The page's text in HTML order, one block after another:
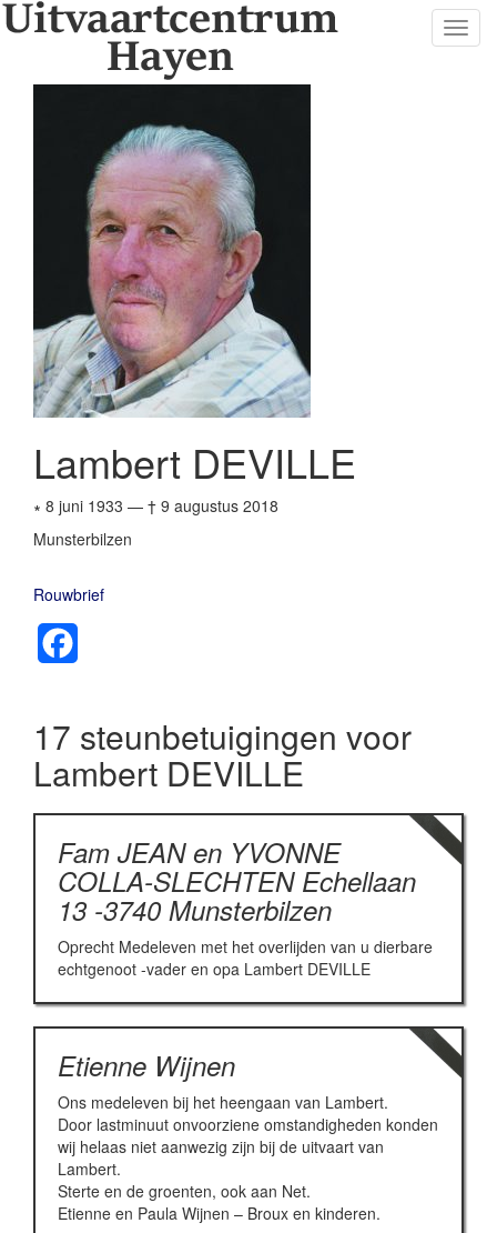
Lambert DEVILLE
∗ 8 juni 1933 — † 9 augustus 2018
Munsterbilzen
Rouwbrief
17 steunbetuigingen voor
Lambert DEVILLE
Fam JEAN en YVONNE
COLLA-SLECHTEN Echellaan
13 -3740 Munsterbilzen
Oprecht Medeleven met het overlijden van u dierbare
echtgenoot -vader en opa Lambert DEVILLE
Etienne Wijnen
Ons medeleven bij het heengaan van Lambert.
Door lastminuut onvoorziene omstandigheden konden
wij helaas niet aanwezig zijn bij de uitvaart van
Lambert.
Sterte en de groenten, ook aan Net.
Etienne en Paula Wijnen – Broux en kinderen.